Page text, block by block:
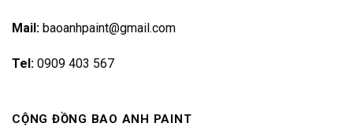
Mail: baoanhpaint@gmail.com
Tel: 0909 403 567
CỘNG ĐỒNG BAO ANH PAINT